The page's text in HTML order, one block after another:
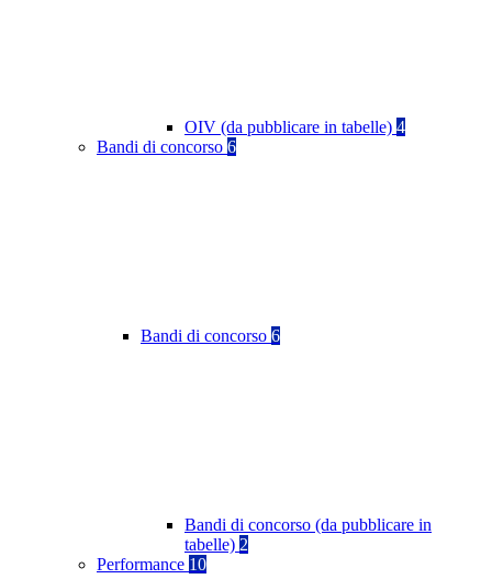
OIV (da pubblicare in tabelle) 4
Bandi di concorso 6
Bandi di concorso 6
Bandi di concorso (da pubblicare in
tabelle) 2
Performance 10